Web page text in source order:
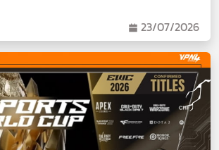
23/07/2026